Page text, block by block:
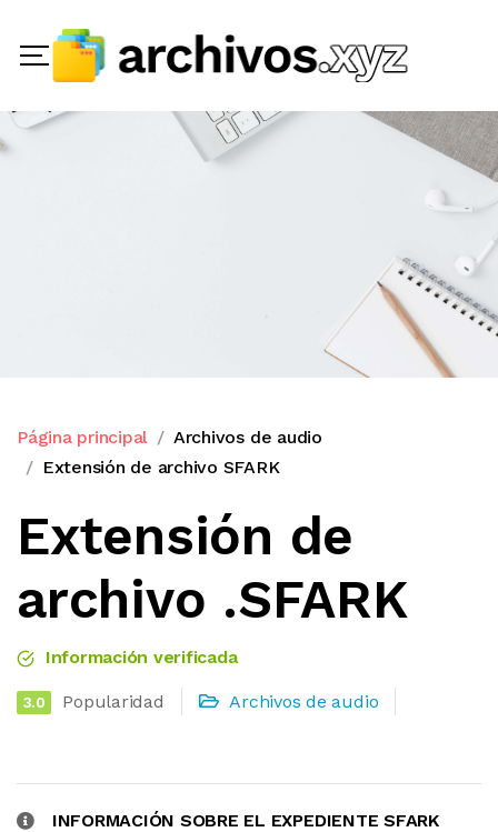
Página principal
Archivos de audio
Extensión de archivo SFARK
Extensión de
archivo .SFARK
Información verificada
3.0 Popularidad Archivos de audio
INFORMACIÓN SOBRE EL EXPEDIENTE SFARK